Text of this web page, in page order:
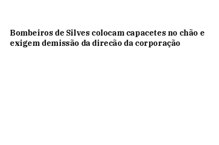
Bombeiros de Silves colocam capacetes no chão e
exigem demissão da direcão da corporação